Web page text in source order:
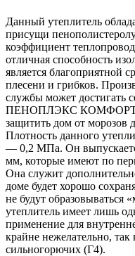
Данный утеплитель
присущи
коэффициент
отличная способность
является благоприятной
плесени и грибков.
службы может достигать
ПЕНОПЛЭКС КОМФОРТ
защитить дом от морозов
Плотность данного
— 0,2 МПа. Он
мм, которые имеют по
Она служит
доме будет хорошо
не будут образовываться
утеплитель имеет лишь
применение для
крайне нежелательно, так
сильногорючих (Г4).